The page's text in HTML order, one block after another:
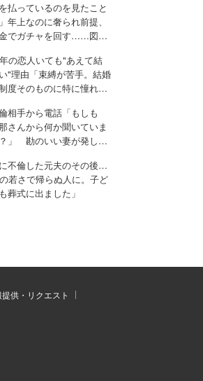
払っているのを見たこと
年上なのに奢られ前提、
でガチャを回す……図々
の恋人いても"あえて結
"理由「束縛が苦手。結婚
度そのものに特に憧れは
相手から電話「もしも
さんから何か聞いていま
」 勘のいい妻が発した
不倫した元夫のその後…
の若さで帰らぬ人に。子ど
葬式に出ました」
供・リクエスト